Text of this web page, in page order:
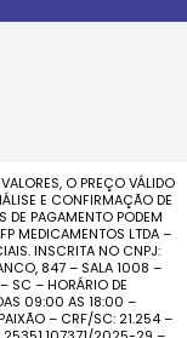
O PREÇO VÁLIDO
E CONFIRMAÇÃO DE
DE PAGAMENTO PODEM
MEDICAMENTOS LTDA –
INSCRITA NO CNPJ:
847 – SALA 1008 –
SC – HORÁRIO DE
09:00 AS 18:00 –
– CRF/SC: 21.254 –